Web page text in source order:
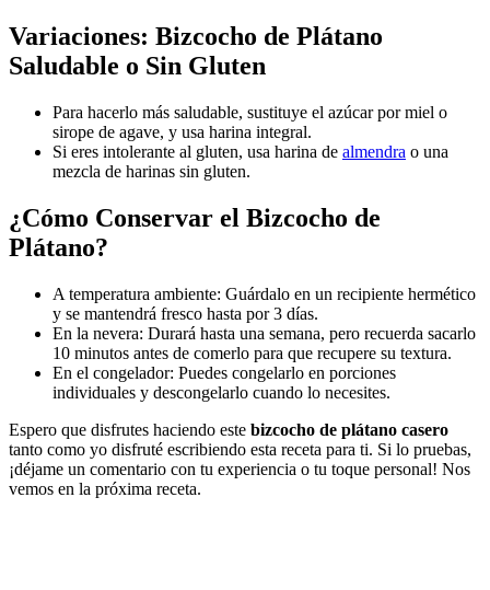
Variaciones: Bizcocho de Plátano
Saludable o Sin Gluten
Para hacerlo más saludable, sustituye el azúcar por miel o
sirope de agave, y usa harina integral.
Si eres intolerante al gluten, usa harina de almendra o una
mezcla de harinas sin gluten.
¿Cómo Conservar el Bizcocho de
Plátano?
A temperatura ambiente: Guárdalo en un recipiente hermético
y se mantendrá fresco hasta por 3 días.
En la nevera: Durará hasta una semana, pero recuerda sacarlo
10 minutos antes de comerlo para que recupere su textura.
En el congelador: Puedes congelarlo en porciones
individuales y descongelarlo cuando lo necesites.
Espero que disfrutes haciendo este bizcocho de plátano casero
tanto como yo disfruté escribiendo esta receta para ti. Si lo pruebas,
¡déjame un comentario con tu experiencia o tu toque personal! Nos
vemos en la próxima receta.